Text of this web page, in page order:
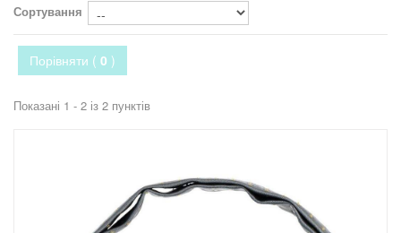
Сортування
Порівняти ( 0 )
Показані 1 - 2 із 2 пунктів